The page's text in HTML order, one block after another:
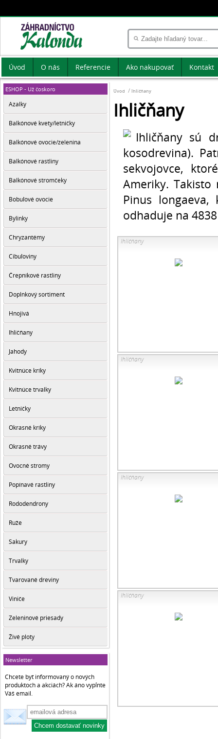
Úvod O nás Referencie Ako nakupovať Kontakt
ESHOP - Už čoskoro
Azalky
Balkónové kvety/letničky
Balkónové ovocie/zelenina
Balkónové rastliny
Balkónové stromčeky
Bobuľové ovocie
Bylinky
Chryzantémy
Cibuľoviny
Črepníkové rastliny
Doplnkový sortiment
Hnojivá
Ihličňany
Jahody
Kvitnúce kríky
Kvitnúce trvalky
Letničky
Okrasné kríky
Okrasné trávy
Ovocné stromy
Popínavé rastliny
Rododendrony
Ruže
Sakury
Trvalky
Tvarované dreviny
Viniče
Zeleninové priesady
Živé ploty
Newsletter
Chcete byť informovaný o nových
produktoch a akciách? Ak áno vypĺnte
Váš email.
Úvod Ihličňany
Ihličňany
Ihličňany sú
kosodrevina).
sekvojovce,
Ameriky.
Pinus
odhaduje na
Ihličňany
Ihličňany
Ihličňany
Ihličňany